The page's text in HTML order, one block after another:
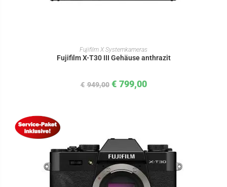
IN DEN WARENKORB
Fujifilm X Systemkameras
Fujifilm X-T30 III Gehäuse anthrazit
€ 949,00 € 799,00